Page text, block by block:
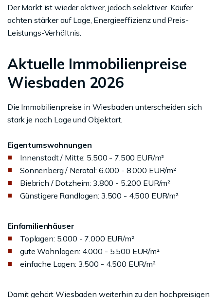
Der Markt ist wieder aktiver, jedoch selektiver. Käufer
achten stärker auf Lage, Energieeffizienz und Preis-
Leistungs-Verhältnis.
Aktuelle Immobilienpreise
Wiesbaden 2026
Die Immobilienpreise in Wiesbaden unterscheiden sich
stark je nach Lage und Objektart.
Eigentumswohnungen
Innenstadt / Mitte: 5.500 - 7.500 EUR/m²
Sonnenberg / Nerotal: 6.000 - 8.000 EUR/m²
Biebrich / Dotzheim: 3.800 - 5.200 EUR/m²
Günstigere Randlagen: 3.500 - 4.500 EUR/m²
Einfamilienhäuser
Toplagen: 5.000 - 7.000 EUR/m²
gute Wohnlagen: 4.000 - 5.500 EUR/m²
einfache Lagen: 3.500 - 4.500 EUR/m²
Damit gehört Wiesbaden weiterhin zu den hochpreisigen